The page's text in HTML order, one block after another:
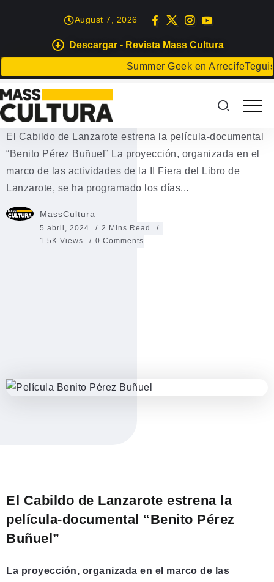
Descargar - Revista Mass Cultura
Summer Geek en ArrecifeTeguise
August 7, 2026
EVENTOS
El Cabildo estrena la película
“Benito Pérez Buñuel”
El Cabildo de Lanzarote estrena la película-documental
“Benito Pérez Buñuel” La proyección, organizada en el
marco de las actividades de la II Fiera del Libro de
Lanzarote, se ha programado los días...
MassCultura
5 abril, 2024
2 Mins Read
1.5K Views
0 Comments
El Cabildo de Lanzarote estrena la
película-documental “Benito Pérez
Buñuel”
La proyección, organizada en el marco de las